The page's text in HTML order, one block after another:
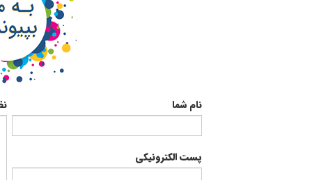
نام شما
پست الکترونیکی